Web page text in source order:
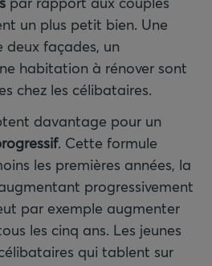
un plus petit bien. Une
deux façades, un
habitation à rénover sont
chez les célibataires.
davantage pour un
. Cette formule
les premières années, la
progressivement
par exemple augmenter
les cinq ans. Les jeunes
qui tablent sur